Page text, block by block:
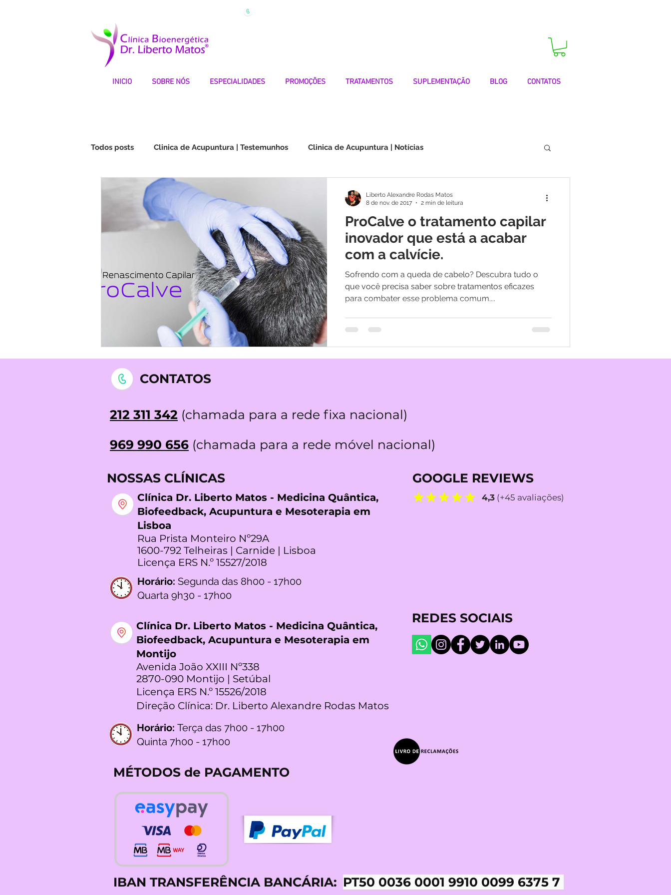
INICIO SOBRE NÓS ESPECIALIDADES PROMOÇÕES TRATAMENTOS SUPLEMENTAÇÃO BLOG CONTATOS
Todos posts Clinica de Acupuntura | Testemunhos Clinica de Acupuntura | Notícias
Fibromialgia | Testemunhos
STOP DEPRESSÃO | Testemunhos Medicina Quântica | TestemunhosProCalve o tratamento capilar
inovador que está a acabar
com a calvície.
Sofrendo com a queda de cabelo? Descubra tudo o
que você precisa saber sobre tratamentos eficazes
para combater esse problema comum....
Liberto Alexandre Rodas Matos
8 de nov. de 2017
2 min de leitura
CONTATOS
212 311 342 (chamada para a rede fixa nacional)
969 990 656 (chamada para a rede móvel nacional)
NOSSAS CLÍNICAS
Clínica Dr. Liberto Matos - Medicina Quântica,
Biofeedback, Acupuntura e Mesoterapia em
Lisboa
Rua Prista Monteiro Nº29A
1600-792 Telheiras | Carnide | Lisboa
Licença ERS N.º 15527/2018
GOOGLE REVIEWS
4,3 (+45 avaliações)
Horário: Segunda das 8h00 - 17h00
Quarta 9h30 - 17h00
Clínica Dr. Liberto Matos - Medicina Quântica,
Biofeedback, Acupuntura e Mesoterapia em
Montijo
Avenida João XXIII Nº338
2870-090 Montijo | Setúbal
Licença ERS N.º 15526/2018
Direção Clínica: Dr. Liberto Alexandre Rodas Matos
REDES SOCIAIS
Horário: Terça das 7h00 - 17h00
Quinta 7h00 - 17h00
MÉTODOS de PAGAMENTO
IBAN TRANSFERÊNCIA BANCÁRIA: PT50 0036 0001 9910 0099 6375 7